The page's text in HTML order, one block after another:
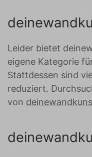
Leider bietet
eigene Kategorie
Stattdessen sind
reduziert.
von